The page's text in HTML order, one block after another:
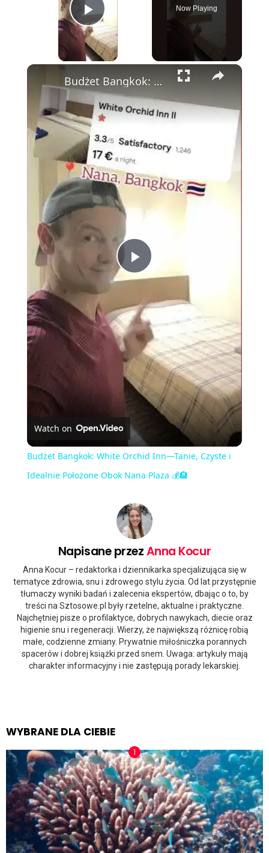
Play Video
Now Playing
×
Play
Video
Budżet Bangkok: White Orchid Inn—Tanie, Czyste i Idealnie Położone Obok Nana Plaza 💰🏨
Watch on
Budżet Bangkok: White Orchid Inn—Tanie, Czyste i
Idealnie Położone Obok Nana Plaza 💰🏨
Napisane przezAnna Kocur
Anna Kocur – redaktorka i dziennikarka specjalizująca się w
tematyce zdrowia, snu i zdrowego stylu życia. Od lat przystępnie
tłumaczy wyniki badań i zalecenia ekspertów, dbając o to, by
treści na Sztosowe.pl były rzetelne, aktualne i praktyczne.
Najchętniej pisze o profilaktyce, dobrych nawykach, diecie oraz
higienie snu i regeneracji. Wierzy, że największą różnicę robią
małe, codzienne zmiany. Prywatnie miłośniczka porannych
spacerów i dobrej książki przed snem. Uwaga: artykuły mają
charakter informacyjny i nie zastępują porady lekarskiej.
WYBRANE DLA CIEBIE